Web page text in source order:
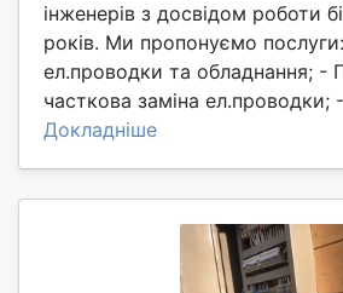
інженерів з досвідом роботи
років. Ми пропонуємо
ел.проводки та обладнання; -
часткова заміна ел.проводки;
Докладніше